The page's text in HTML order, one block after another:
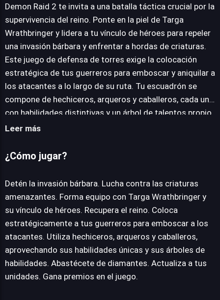
JUEGALO AHORA
Demon Raid 2 te invita a una batalla táctica crucial por la
supervivencia del reino. Ponte en la piel de Targa
Wrathbringer y lidera a tu vínculo de héroes para repeler
una invasión bárbara y enfrentar a hordas de criaturas.
Este juego de defensa de torres exige la colocación
estratégica de tus guerreros para emboscar y aniquilar a
los atacantes a lo largo de su ruta. Tu escuadrón se
compone de hechiceros, arqueros y caballeros, cada uno
con habilidades distintivas y un árbol de talentos propio
para potenciar. La gestión de recursos es vital; acumula
su máximo potencial y asegurando la victoria frente a
premios. Demon Raid 2 es una experiencia totalmente
gratuita y accesible en línea, sin descargas, compatible
con la mayoría de navegadores modernos. Es una
opción sólida para los aficionados a la estrategia de
defensa de torres.
Leer más
¿Cómo jugar?
Detén la invasión bárbara. Lucha contra las criaturas
amenazantes. Forma equipo con Targa Wrathbringer y
su vínculo de héroes. Recupera el reino. Coloca
estratégicamente a tus guerreros para emboscar a los
atacantes. Utiliza hechiceros, arqueros y caballeros,
aprovechando sus habilidades únicas y sus árboles de
habilidades. Abastécete de diamantes. Actualiza a tus
unidades. Gana premios en el juego.